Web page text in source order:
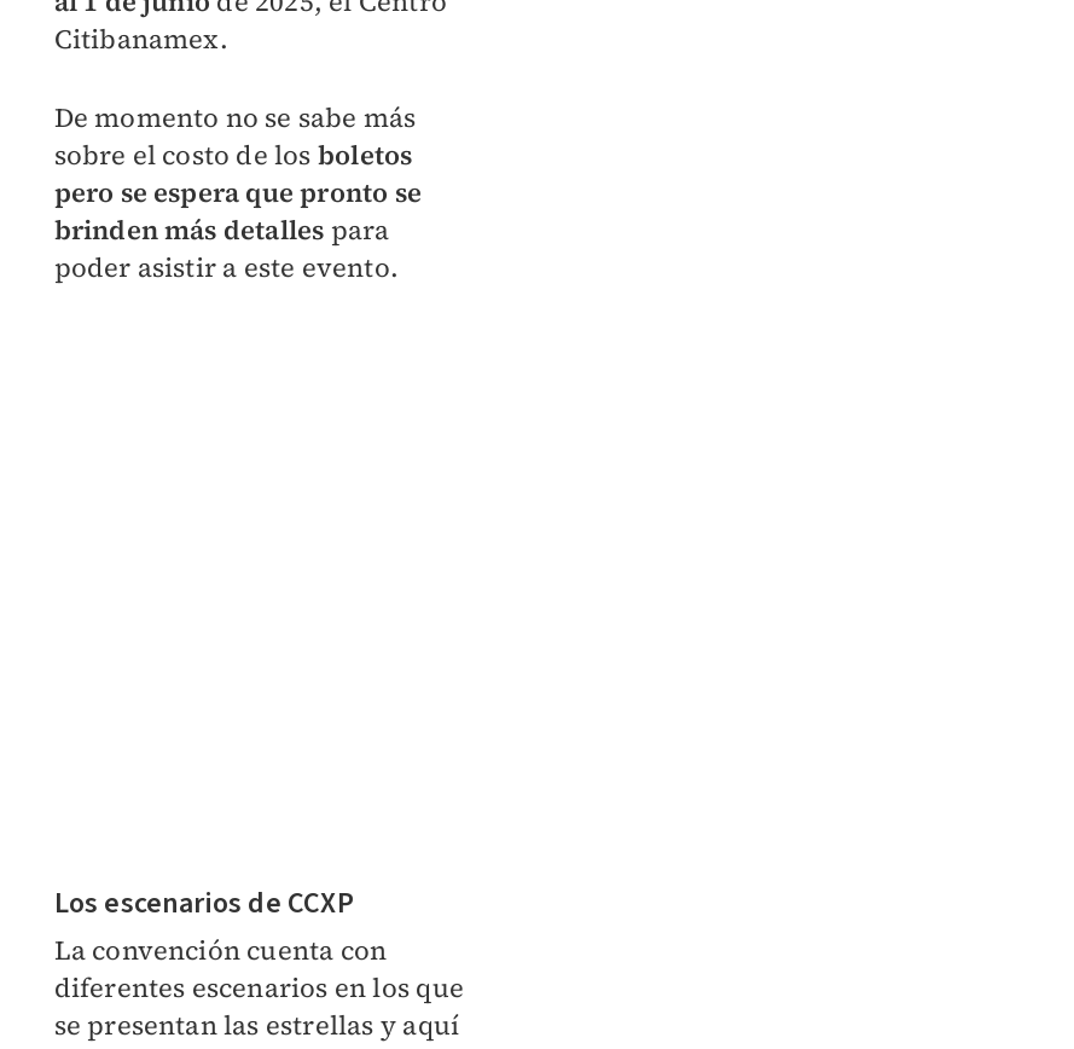
Citibanamex.
De momento no se sabe más
sobre el costo de los boletos
pero se espera que pronto se
brinden más detalles para
poder asistir a este evento.
Los escenarios de CCXP
La convención cuenta con
diferentes escenarios en los que
se presentan las estrellas y aquí